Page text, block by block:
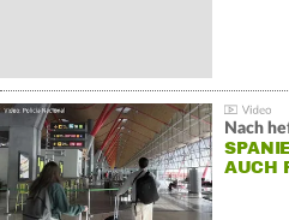
Nach
AUCH